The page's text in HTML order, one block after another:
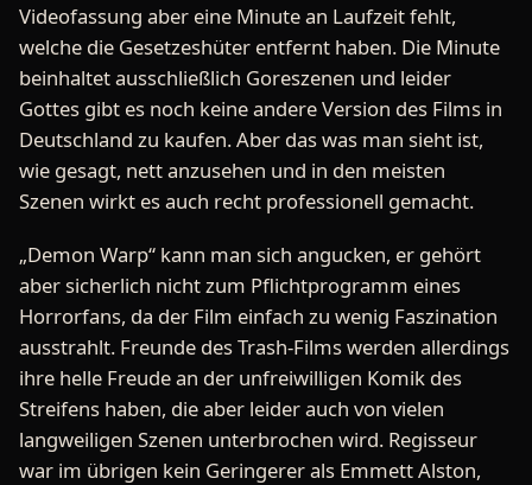
Videofassung aber eine Minute an Laufzeit fehlt,
welche die Gesetzeshüter entfernt haben. Die Minute
beinhaltet ausschließlich Goreszenen und leider
Gottes gibt es noch keine andere Version des Films in
Deutschland zu kaufen. Aber das was man sieht ist,
wie gesagt, nett anzusehen und in den meisten
Szenen wirkt es auch recht professionell gemacht.
„Demon Warp“ kann man sich angucken, er gehört
aber sicherlich nicht zum Pflichtprogramm eines
Horrorfans, da der Film einfach zu wenig Faszination
ausstrahlt. Freunde des Trash-Films werden allerdings
ihre helle Freude an der unfreiwilligen Komik des
Streifens haben, die aber leider auch von vielen
langweiligen Szenen unterbrochen wird. Regisseur
war im übrigen kein Geringerer als Emmett Alston,